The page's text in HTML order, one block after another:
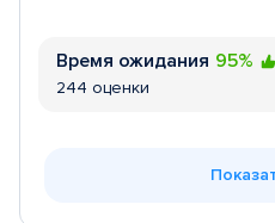
Время ожидания 95%
244 оценки